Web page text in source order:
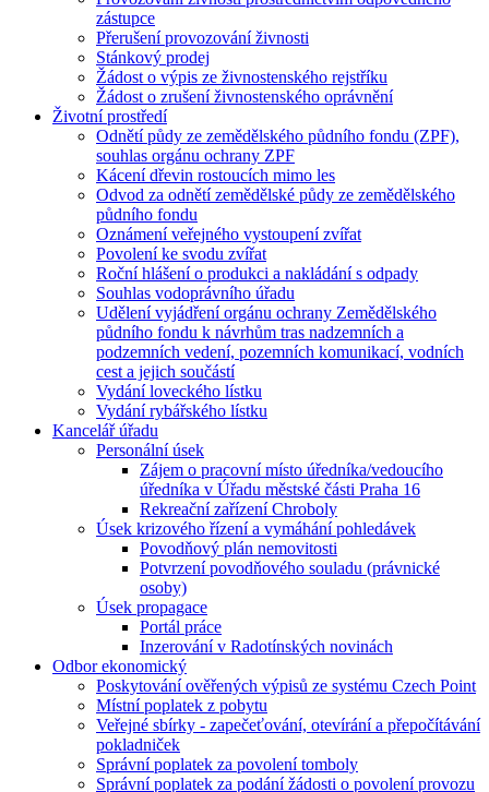
zástupce
Přerušení provozování živnosti
Stánkový prodej
Žádost o výpis ze živnostenského rejstříku
Žádost o zrušení živnostenského oprávnění
Životní prostředí
Odnětí půdy ze zemědělského půdního fondu (ZPF),
souhlas orgánu ochrany ZPF
Kácení dřevin rostoucích mimo les
Odvod za odnětí zemědělské půdy ze zemědělského
půdního fondu
Oznámení veřejného vystoupení zvířat
Povolení ke svodu zvířat
Roční hlášení o produkci a nakládání s odpady
Souhlas vodoprávního úřadu
Udělení vyjádření orgánu ochrany Zemědělského
půdního fondu k návrhům tras nadzemních a
podzemních vedení, pozemních komunikací, vodních
cest a jejich součástí
Vydání loveckého lístku
Vydání rybářského lístku
Kancelář úřadu
Personální úsek
Zájem o pracovní místo úředníka/vedoucího
úředníka v Úřadu městské části Praha 16
Rekreační zařízení Chroboly
Úsek krizového řízení a vymáhání pohledávek
Povodňový plán nemovitosti
Potvrzení povodňového souladu (právnické
osoby)
Úsek propagace
Portál práce
Inzerování v Radotínských novinách
Odbor ekonomický
Poskytování ověřených výpisů ze systému Czech Point
Místní poplatek z pobytu
Veřejné sbírky - zapečeťování, otevírání a přepočítávání
pokladniček
Správní poplatek za povolení tomboly
Správní poplatek za podání žádosti o povolení provozu